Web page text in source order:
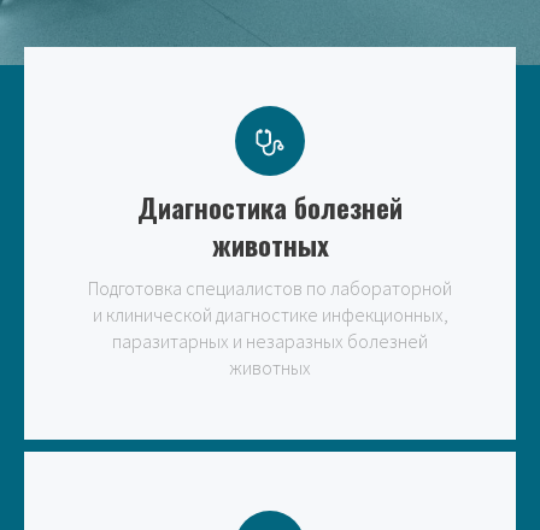
Диагностика болезней
животных
Подготовка специалистов по лабораторной
и клинической диагностике инфекционных,
паразитарных и незаразных болезней
животных